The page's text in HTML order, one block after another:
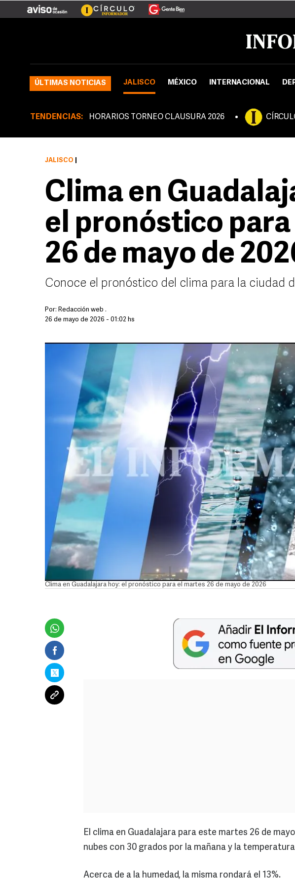
ÚLTIMAS NOTICIAS JALISCO MÉXICO INTERNACIONAL
TENDENCIAS: HORARIOS TORNEO CLAUSURA 2026
JALISCO
Clima en
el pronóstico
26 de mayo de
Conoce el pronóstico del clima para la ciudad
Por: Redacción web .
26 de mayo de 2026 - 01:02 hs
Clima en Guadalajara hoy: el pronóstico para el martes 26 de mayo de 2026
El clima en Guadalajara para este martes 26 de
nubes con 30 grados por la mañana y la
Acerca de a la humedad, la misma rondará el 13%.